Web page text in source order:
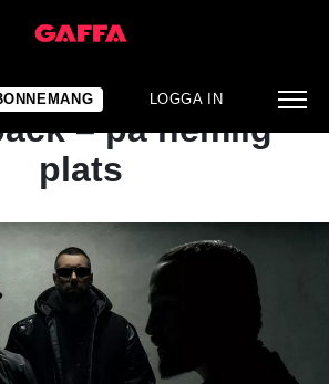
LOGGA IN
NYHET
House Mafia gör
– på hemlig
plats